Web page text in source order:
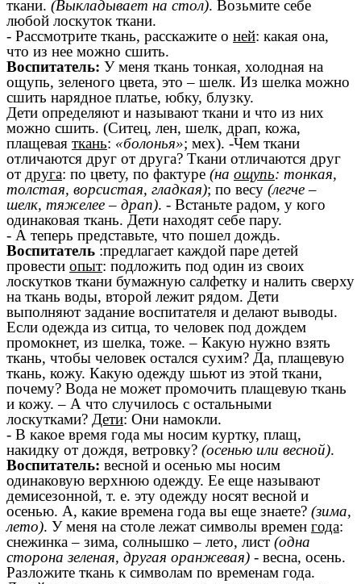
ткани. (Выкладывает на стол). Возьмите себе
любой лоскуток ткани.
- Рассмотрите ткань, расскажите о ней: какая она,
что из нее можно сшить.
Воспитатель: У меня ткань тонкая, холодная на
ощупь, зеленого цвета, это – шелк. Из шелка можно
сшить нарядное платье, юбку, блузку.
Дети определяют и называют ткани и что из них
можно сшить. (Ситец, лен, шелк, драп, кожа,
плащевая ткань: «болонья»; мех). -Чем ткани
отличаются друг от друга? Ткани отличаются друг
от друга: по цвету, по фактуре (на ощупь: тонкая,
толстая, ворсистая, гладкая); по весу (легче –
шелк, тяжелее – драп). - Встаньте радом, у кого
одинаковая ткань. Дети находят себе пару.
- А теперь представьте, что пошел дождь.
Воспитатель :предлагает каждой паре детей
провести опыт: подложить под один из своих
лоскутков ткани бумажную салфетку и налить сверху
на ткань воды, второй лежит рядом. Дети
выполняют задание воспитателя и делают выводы.
Если одежда из ситца, то человек под дождем
промокнет, из шелка, тоже. – Какую нужно взять
ткань, чтобы человек остался сухим? Да, плащевую
ткань, кожу. Какую одежду шьют из этой ткани,
почему? Вода не может промочить плащевую ткань
и кожу. – А что случилось с остальными
лоскутками? Дети: Они намокли.
- В какое время года мы носим куртку, плащ,
накидку от дождя, ветровку? (осенью или весной).
Воспитатель: весной и осенью мы носим
одинаковую верхнюю одежду. Ее еще называют
демисезонной, т. е. эту одежду носят весной и
осенью. А, какие времена года вы еще знаете? (зима,
лето). У меня на столе лежат символы времен года:
снежинка – зима, солнышко – лето, лист (одна
сторона зеленая, другая оранжевая) - весна, осень.
Разложите ткань к символам по временам года.